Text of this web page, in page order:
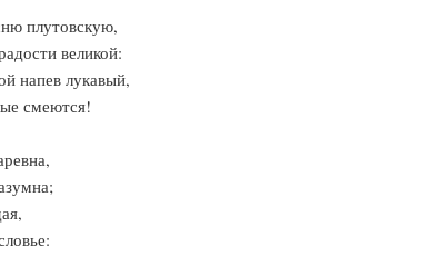
плутовскую,
великой:
напев лукавый,
смеются!